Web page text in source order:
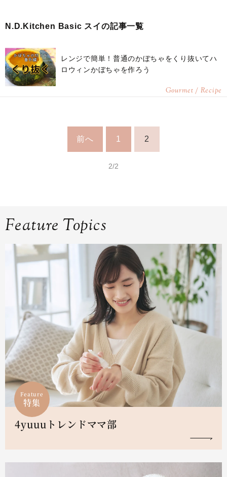
N.D.Kitchen Basic スイの記事一覧
レンジで簡単！普通のかぼちゃをくり抜いてハ
ロウィンかぼちゃを作ろう
Gourmet / Recipe
前へ 1 2
2/2
Feature Topics
Feature
特集
4yuuuトレンドママ部